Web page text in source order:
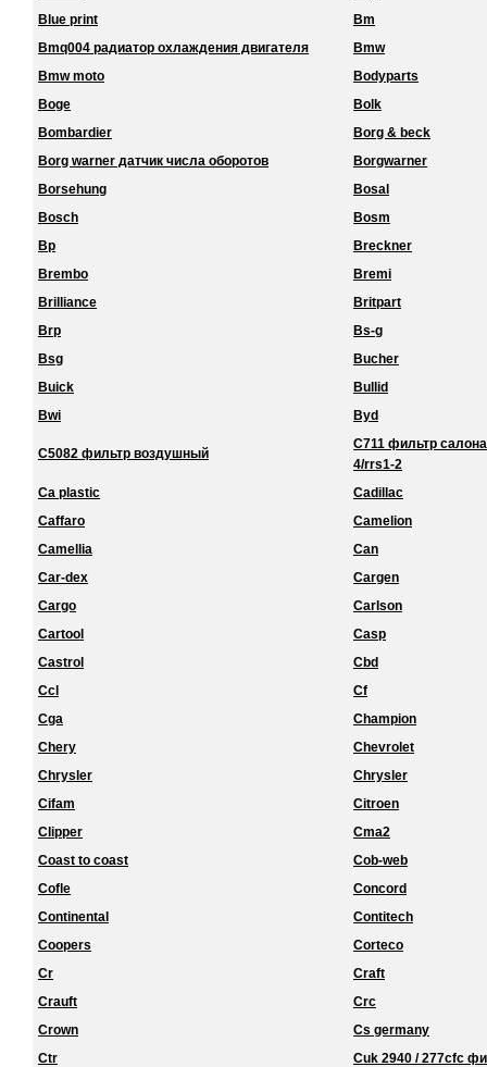
Blue print
Bm
Bmq004 радиатор охлаждения двигателя
Bmw
Bmw moto
Bodyparts
Boge
Bolk
Bombardier
Borg & beck
Borg warner датчик числа оборотов
Borgwarner
Borsehung
Bosal
Bosch
Bosm
Bp
Breckner
Brembo
Bremi
Brilliance
Britpart
Brp
Bs-g
Bsg
Bucher
Buick
Bullid
Bwi
Byd
C5082 фильтр воздушный
C711 фильтр
4/rrs1-2
Ca plastic
Cadillac
Caffaro
Camelion
Camellia
Can
Car-dex
Cargen
Cargo
Carlson
Cartool
Casp
Castrol
Cbd
Ccl
Cf
Cga
Champion
Chery
Chevrolet
Chrysler
Chrysler
Cifam
Citroen
Clipper
Cma2
Coast to coast
Cob-web
Cofle
Concord
Continental
Contitech
Coopers
Corteco
Cr
Craft
Crauft
Crc
Crown
Cs germany
Ctr
Cuk 2940 / 277cfc